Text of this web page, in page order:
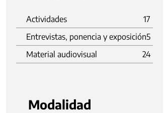
Actividades
17
Entrevistas, ponencia y exposición5
Material audiovisual
24
Modalidad